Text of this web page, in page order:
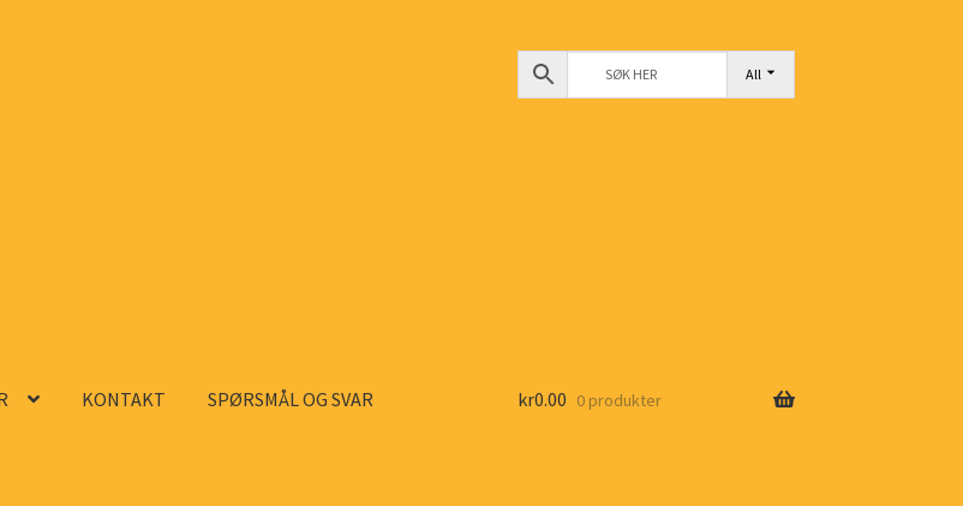
All
KONTAKT SPØRSMÅL OG SVAR kr0.00 0 produkter